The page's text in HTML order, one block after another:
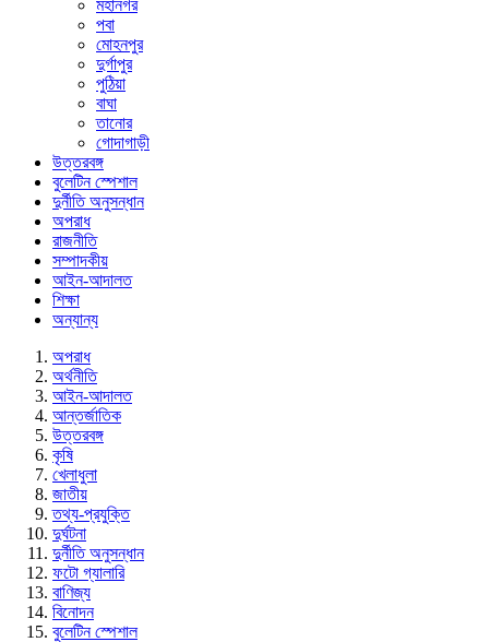
মহানগর
পবা
মোহনপুর
দুর্গাপুর
পুঠিয়া
বাঘা
তানোর
গোদাগাড়ী
উত্তরবঙ্গ
বুলেটিন স্পেশাল
দুর্নীতি অনুসন্ধান
অপরাধ
রাজনীতি
সম্পাদকীয়
আইন-আদালত
শিক্ষা
অন্যান্য
অপরাধ
অর্থনীতি
আইন-আদালত
আন্তর্জাতিক
উত্তরবঙ্গ
কৃষি
খেলাধুলা
জাতীয়
তথ্য-প্রযুক্তি
দুর্ঘটনা
দুর্নীতি অনুসন্ধান
ফটো গ্যালারি
বাণিজ্য
বিনোদন
বুলেটিন স্পেশাল